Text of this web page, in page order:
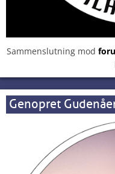
Sammenslutning mod
Genopret